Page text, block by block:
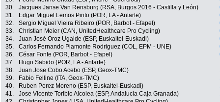
30.
Jacques Janse Van Rensburg (RSA, Burgos 2016 - Castilla y León)
31.
Edgar Miguel Lemos Pinto (POR, LA - Antarte)
32.
Sergio Miguel Vieira Ribeiro (POR, Barbot - Efapel)
33.
Christian Meier (CAN, UnitedHealthcare Pro Cycling)
34.
Juan José Oroz Ugalde (ESP, Euskaltel-Euskadi)
35.
Carlos Fernando Piamonte Rodriguez (COL, EPM - UNE)
36.
César Fonte (POR, Barbot - Efapel)
37.
Hugo Sabido (POR, LA - Antarte)
38.
Juan Jose Cobo Acebo (ESP, Geox-TMC)
39.
Fabio Felline (ITA, Geox-TMC)
40.
Ruben Perez Moreno (ESP, Euskaltel-Euskadi)
41.
Jose Vicente Toribio Alcolea (ESP, Andalucia Caja Granada)